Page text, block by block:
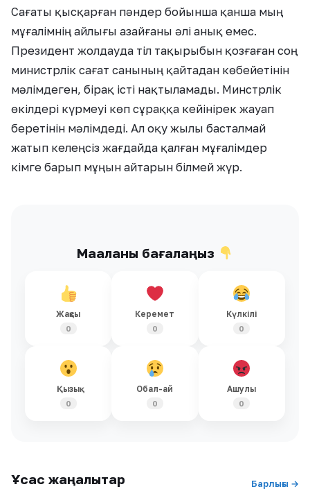
Сағаты қысқарған пәндер бойынша қанша мың
мұғалімнің айлығы азайғаны әлі анық емес.
Президент жолдауда тіл тақырыбын қозғаған соң
министрлік сағат санының қайтадан көбейетінін
мәлімдеген, бірақ істі нақтыламады. Минстрлік
өкілдері күрмеуі көп сұраққа кейінірек жауап
беретінін мәлімдеді. Ал оқу жылы басталмай
жатып келеңсіз жағдайда қалған мұғалімдер
кімге барып мұңын айтарын білмей жүр.
Мақаланы бағалаңыз
Жақсы
0
Керемет
0
Күлкілі
0
Қызық
0
Обал-ай
0
Ашулы
0
Ұқсас жаңалықтар Барлығы →